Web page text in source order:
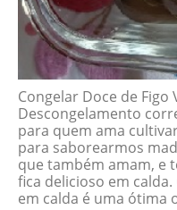
Congelar Doce de Figo
Descongelamento
para quem ama
para saborearmos
que também amam, e
fica delicioso em
em calda é uma ótima